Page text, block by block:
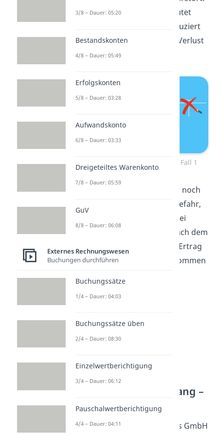
Für dein Unternehmen bedeutet
das, dass neue Fußbälle produziert
werden müssen und ihr den Verlust
einstecken müsst.
Beispiel Realisationsprinzip – Fall 1
Der Gefahrübergang hat hier noch
nicht stattgefunden, da die Gefahr,
dass etwas passiert ja noch bei
deinem Unternehmen lag. Nach dem
Realisationsprinzip
darf der Ertrag
also nicht in die Bilanz übernommen
Beispiel Gefahrübergang –
Fall 2
Im zweiten Fall holt die Sports GmbH
3/8 – Dauer: 05:20
Bestandskonten
4/8 – Dauer: 05:49
Erfolgskonten
5/8 – Dauer: 03:28
Aufwandskonto
6/8 – Dauer: 03:33
Dreigeteiltes Warenkonto
7/8 – Dauer: 05:59
GuV
8/8 – Dauer: 06:08
Externes Rechnungswesen
Buchungen durchführen
Buchungssätze
1/4 – Dauer: 04:03
Buchungssätze üben
2/4 – Dauer: 08:30
Einzelwertberichtigung
3/4 – Dauer: 06:12
Pauschalwertberichtigung
4/4 – Dauer: 04:11